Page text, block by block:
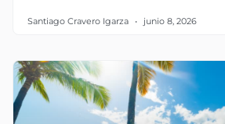
Santiago Cravero Igarza junio 8, 2026